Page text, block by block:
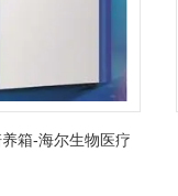
箱-海尔生物医疗